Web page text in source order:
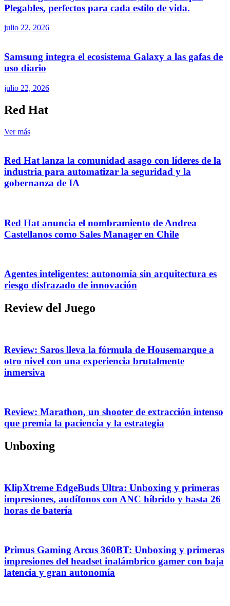
Plegables, perfectos para cada estilo de vida.
julio 22, 2026
Samsung integra el ecosistema Galaxy a las gafas de
uso diario
julio 22, 2026
Red Hat
Ver más
Red Hat lanza la comunidad asago con líderes de la
industria para automatizar la seguridad y la
gobernanza de IA
Red Hat anuncia el nombramiento de Andrea
Castellanos como Sales Manager en Chile
Agentes inteligentes: autonomía sin arquitectura es
riesgo disfrazado de innovación
Review del Juego
Review: Saros lleva la fórmula de Housemarque a
otro nivel con una experiencia brutalmente
inmersiva
Review: Marathon, un shooter de extracción intenso
que premia la paciencia y la estrategia
Unboxing
KlipXtreme EdgeBuds Ultra: Unboxing y primeras
impresiones, audífonos con ANC híbrido y hasta 26
horas de batería
Primus Gaming Arcus 360BT: Unboxing y primeras
impresiones del headset inalámbrico gamer con baja
latencia y gran autonomía